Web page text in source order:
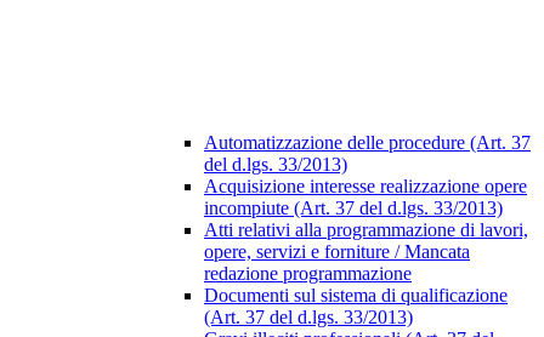
Automatizzazione delle procedure (Art. 37
del d.lgs. 33/2013)
Acquisizione interesse realizzazione opere
incompiute (Art. 37 del d.lgs. 33/2013)
Atti relativi alla programmazione di lavori,
opere, servizi e forniture / Mancata
redazione programmazione
Documenti sul sistema di qualificazione
(Art. 37 del d.lgs. 33/2013)